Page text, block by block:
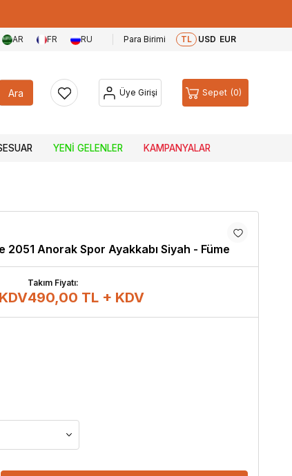
AR FR RU Para Birimi TL USD EUR
Ara Üye Girişi Sepet 0
YENI GELENLER KAMPANYALAR
2051 Anorak Spor Ayakkabı Siyah - Füme
Takım Fiyatı:
490,00 TL + KDV